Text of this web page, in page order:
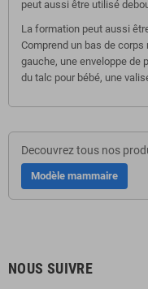
peut aussi être utilisé
La formation peut aussi
Comprend un bas de
gauche, une enveloppe de
du talc pour bébé, une
Decouvrez tous nos
Modèle mammaire
NOUS SUIVRE